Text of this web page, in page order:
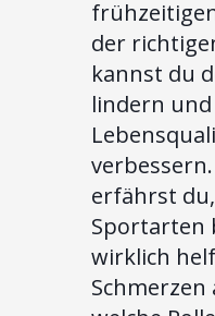
der
kannst du
lindern
erfährst
Sportarten
wirklich